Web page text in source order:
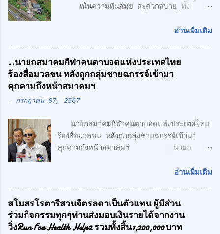
เน้นความทันสมัย สะดวกสบาย ทั้ง
สไตล์ Modern Loft แฟคทอรี่ ยาร์ด กรุ๊ป
ศักดิ์สิทธิ์ คูณรัตนศิริ และชุติพนธ์ กิตติเกษม
ศักดิ์ เปิดตัวสาชาเพิ่มที่ลำลูกกา เน้นความทัน
สมัย สะดวกสบาย ทั้ง โรงงาน พร้อมออฟฟิศ 3
ชั้น + 1 ชั้นลอย สไตล์ Modern Loft โดย
นาที จากรถไฟฟ้า สายสีเขียว ด้าน CONCEPT
ของโครงการ "Simplicity is the
Ultimate Sophistication" -
ความเรียบง่าย คือ สูงสุดแห่งสุนทรียภาพ เรา
Design วัสดุทุกชิ้น ถูกเลือกอย่างตั้งใจ เพื่อ
ความลงตัว และมีระดับ " สำหรับโครงการนี้
ตั้งอยู่บน ถนนเลียบทางด่วนวงแหวนรอบนอก
(ลำลูกกา) สุดยอดทำเลแห่งอนา...
อ่านเพิ่มเติม
..นายกสมาคมกีฬาคนตาบอดแห่งประเทศไทย
ร้องสื่อมวลชน หลังถูกกลุ่มชายฉกรรจ์เข้ามา
คุกคามถึงหน้าสมาคมฯ
- กรกฎาคม 07, 2567
นายกสมาคมกีฬาคนตาบอดแห่งประเทศไทย
ร้องสื่อมวลชน หลังถูกกลุ่มชายฉกรรจ์เข้ามา
คุกคามถึงหน้าสมาคมฯ นายก
สื่อมวลชน หลังถูกกลุ่มชายฉกรรจ์เข้ามาคุกคาม
ตาบอด เดินทางไปยื่นหนังสือถึงนายเศรษฐา ทวี
สิน นายกรัฐมนตรี เรียกร้องขอความเป็นธรรม
และให้ตรวจสอบการฮุบโควตาสลากกินแบ่ง
อ่านเพิ่มเติม
สโมสรโรตารีสวนจิตรลดาเป็นตัวแทน ผู้มีส่วน
ร่วมกิจกรรมทุกๆท่านส่งมอบเงินรายได้จากงาน
วิ่งRun For Health Help2 รวมทั้งสิ้น1,200,000 บาท